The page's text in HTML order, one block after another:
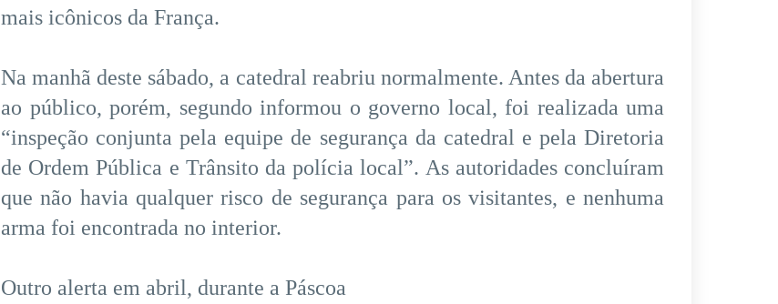
mais icônicos da França.
Na manhã deste sábado, a catedral reabriu normalmente. Antes da abertura
ao público, porém, segundo informou o governo local, foi realizada uma
“inspeção conjunta pela equipe de segurança da catedral e pela Diretoria
de Ordem Pública e Trânsito da polícia local”. As autoridades concluíram
que não havia qualquer risco de segurança para os visitantes, e nenhuma
arma foi encontrada no interior.
Outro alerta em abril, durante a Páscoa